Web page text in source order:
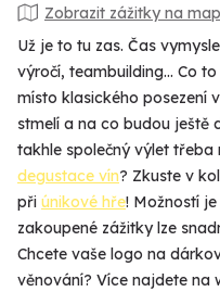
Zobrazit zážitky na
Už je to tu zas. Čas
výročí, teambuilding... Co
místo klasického posezení
stmelí a na co budou ještě
takhle společný výlet třeba
degustace vín? Zkuste v
při únikové hře! Možností
zakoupené zážitky lze
Chcete vaše logo na
věnování? Více najdete na